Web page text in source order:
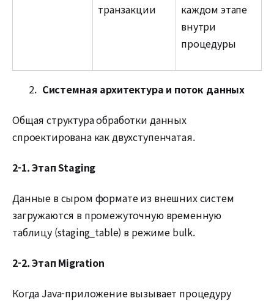
транзакции
каждом этапе
внутри
процедуры
Системная архитектура и поток данных
Общая структура обработки данных
спроектирована как двухступенчатая.
2-1. Этап Staging
Данные в сыром формате из внешних систем
загружаются в промежуточную временную
таблицу (staging_table) в режиме bulk.
2-2. Этап Migration
Когда Java-приложение вызывает процедуру